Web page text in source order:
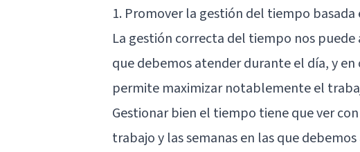
1. Promover la gestión del tiempo basada
La gestión correcta del tiempo nos
que debemos atender durante el día, y
permite maximizar notablemente el
Gestionar bien el tiempo tiene que ver
trabajo y las semanas en las que